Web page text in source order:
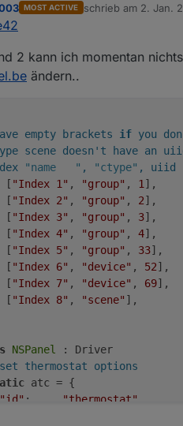
ich bin auch soeben am
Habt ihr schon die
Kann man die Outlet
Danke.
MOST ACTIVE schrieb am 2. Jan.
zuletzt editiert von
2 kann ich momentan
ändern..
empty brackets if you
scene doesn't have an
"name   " , "ctype" , uiid |
[ "Index 1" , "group" , 1 ],
[ "Index 2" , "group" , 2],
[ "Index 3" , "group" , 3],
[ "Index 4" , "group" , 4],
[ "Index 5" , "group" , 33],
[ "Index 6" , "device" , 52],
[ "Index 7" , "device" , 69],
[ "Index 8" , "scene" ],
NSPanel
: Driver
thermostat options
atc = {
"id" : "thermostat"